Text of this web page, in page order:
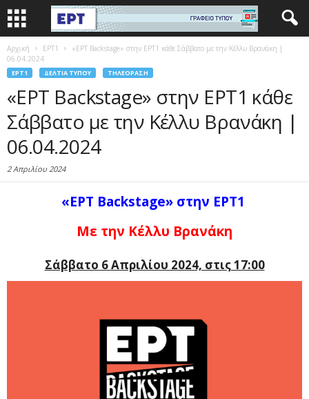
Αρχική EΡΤ1
«ΕΡΤ Backstage» στην ΕΡΤ1 κάθε Σάββατο με την Κέλλυ Βρανάκη |
06.04.2024
EΡΤ1 ΔΕΛΤΊΑ ΤΎΠΟΥ ΤΗΛΕΌΡΑΣΗ
«ΕΡΤ Backstage» στην ΕΡΤ1 κάθε
Σάββατο με την Κέλλυ Βρανάκη |
06.04.2024
2 Απριλίου 2024
«ΕΡΤ Backstage» στην ΕΡΤ1
Με την Κέλλυ Βρανάκη
Σάββατο 6 Απριλίου 2024, στις 17:00